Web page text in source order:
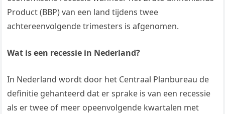
Product (BBP) van een land tijdens twee
achtereenvolgende trimesters is afgenomen.
Wat is een recessie in Nederland?
In Nederland wordt door het Centraal Planbureau de
definitie gehanteerd dat er sprake is van een recessie
als er twee of meer opeenvolgende kwartalen met